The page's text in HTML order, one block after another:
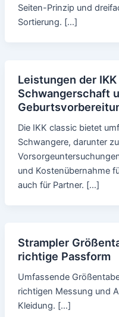
Seiten-Prinzip und
Sortierung. […]
Leistungen der
Schwangerschaft
Die IKK classic bietet
Schwangere, darunter
und Kostenübernahme
auch für Partner. […]
Strampler
richtige Passform
Umfassende
richtigen Messung und
Kleidung. […]